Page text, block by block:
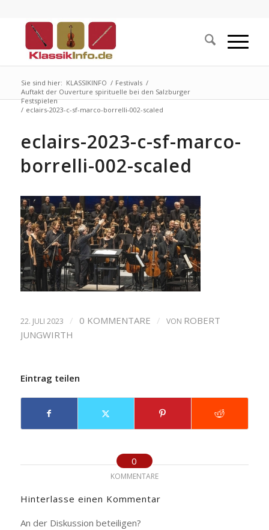
Sie sind hier: KLASSIKINFO / Festivals /
Auftakt der Ouverture spirituelle bei den Salzburger
Festspielen
/ eclairs-2023-c-sf-marco-borrelli-002-scaled
eclairs-2023-c-sf-marco-
borrelli-002-scaled
22. JULI 2023 / 0 KOMMENTARE / VON ROBERT
JUNGWIRTH
Eintrag teilen
0
KOMMENTARE
Hinterlasse einen Kommentar
An der Diskussion beteiligen?